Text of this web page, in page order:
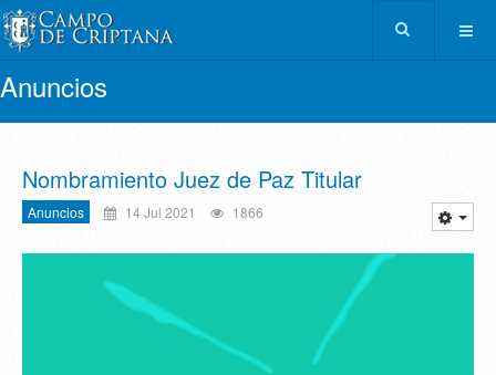
Anuncios
Nombramiento Juez de Paz Titular
Anuncios 14 Jul 2021 1866